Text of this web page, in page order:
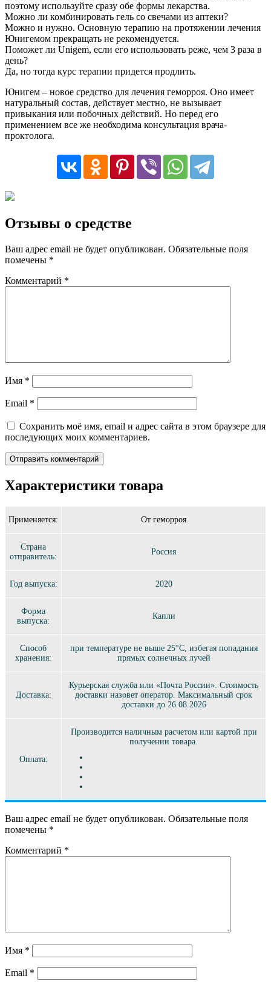
поэтому используйте сразу обе формы лекарства.
Можно ли комбинировать гель со свечами из аптеки?
Можно и нужно. Основную терапию на протяжении лечения
Юнигемом прекращать не рекомендуется.
Поможет ли Unigem, если его использовать реже, чем 3 раза в
день?
Да, но тогда курс терапии придется продлить.
Юнигем – новое средство для лечения геморроя. Оно имеет
натуральный состав, действует местно, не вызывает
привыкания или побочных действий. Но перед его
применением все же необходима консультация врача-
проктолога.
Отзывы о средстве
Ваш адрес email не будет опубликован. Обязательные поля
помечены *
Комментарий *
Имя *
Email *
Сохранить моё имя, email и адрес сайта в этом браузере для
последующих моих комментариев.
Характеристики товара
Применяется: От геморроя
Страна
отправитель:
Россия
Год выпуска: 2020
Форма
выпуска:
Капли
Способ
хранения:
при температуре не выше 25°C, избегая попадания
прямых солнечных лучей
Доставка:
Курьерская служба или «Почта России». Стоимость
доставки назовет оператор. Максимальный срок
доставки до 26.08.2026
Оплата:
Производится наличным расчетом или картой при
получении товара.
Ваш адрес email не будет опубликован. Обязательные поля
помечены *
Комментарий *
Имя *
Email *